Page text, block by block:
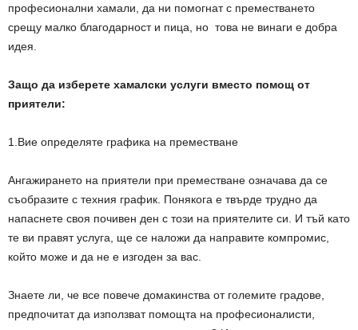
професионални хамали, да ни помогнат с преместването
срещу малко благодарност и пица, но това не винаги е добра
идея.
Защо да изберете хамалски услуги вместо помощ от
приятели:
1.Вие определяте графика на преместване
Ангажирането на приятели при преместване означава да се
съобразите с техния график. Понякога е твърде трудно да
напаснете своя почивен ден с този на приятелите си. И тъй като
те ви правят услуга, ще се наложи да направите компромис,
който може и да не е изгоден за вас.
Знаете ли, че все повече домакинства от големите градове,
предпочитат да използват помощта на професионалисти,